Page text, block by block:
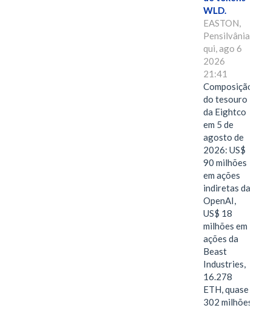
WLD.
EASTON,
Pensilvânia,
qui, ago 6
2026
21:41
Composição
do tesouro
da Eightco
em 5 de
agosto de
2026: US$
90 milhões
em ações
indiretas da
OpenAI,
US$ 18
milhões em
ações da
Beast
Industries,
16.278
ETH, quase
302 milhões